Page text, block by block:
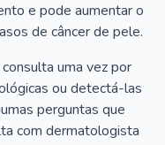
e pode aumentar o
de câncer de pele.
uma vez por
ou detectá-las
perguntas que
com dermatologista